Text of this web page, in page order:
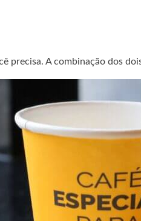
precisa. A combinação dos